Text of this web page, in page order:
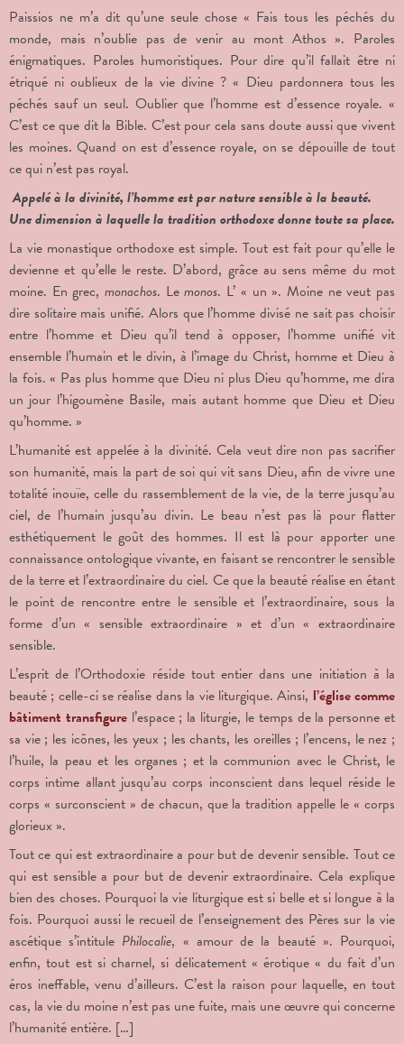
Paissios ne m’a dit qu’une seule chose « Fais tous les péchés du
monde, mais n’oublie pas de venir au mont Athos ». Paroles
énigmatiques. Paroles humoristiques. Pour dire qu’il fallait être ni
étriqué ni oublieux de la vie divine ? « Dieu pardonnera tous les
péchés sauf un seul. Oublier que l’homme est d’essence royale. «
C’est ce que dit la Bible. C’est pour cela sans doute aussi que vivent
les moines. Quand on est d’essence royale, on se dépouille de tout
ce qui n’est pas royal.
Appelé à la divinité, l’homme est par nature sensible à la beauté.
Une dimension à laquelle la tradition orthodoxe donne toute sa place.
La vie monastique orthodoxe est simple. Tout est fait pour qu’elle le
devienne et qu’elle le reste. D’abord, grâce au sens même du mot
moine. En grec,monachos. Lemonos. L’ « un ». Moine ne veut pas
dire solitaire mais unifié. Alors que l’homme divisé ne sait pas choisir
entre l’homme et Dieu qu’il tend à opposer, l’homme unifié vit
ensemble l’humain et le divin, à l’image du Christ, homme et Dieu à
la fois. « Pas plus homme que Dieu ni plus Dieu qu’homme, me dira
un jour l’higoumène Basile, mais autant homme que Dieu et Dieu
qu’homme. »
L’humanité est appelée à la divinité. Cela veut dire non pas sacrifier
son humanité, mais la part de soi qui vit sans Dieu, afin de vivre une
totalité inouïe, celle du rassemblement de la vie, de la terre jusqu’au
ciel, de l’humain jusqu’au divin. Le beau n’est pas là pour flatter
esthétiquement le goût des hommes. Il est là pour apporter une
connaissance ontologique vivante, en faisant se rencontrer le sensible
de la terre et l’extraordinaire du ciel. Ce que la beauté réalise en étant
le point de rencontre entre le sensible et l’extraordinaire, sous la
forme d’un « sensible extraordinaire » et d’un « extraordinaire
sensible.
L’esprit de l’Orthodoxie réside tout entier dans une initiation à la
beauté ; celle-ci se réalise dans la vie liturgique. Ainsi, l’église comme
bâtiment transfigurel’espace ; la liturgie, le temps de la personne et
sa vie ; les icônes, les yeux ; les chants, les oreilles ; l’encens, le nez ;
l’huile, la peau et les organes ; et la communion avec le Christ, le
corps intime allant jusqu’au corps inconscient dans lequel réside le
corps « surconscient » de chacun, que la tradition appelle le « corps
glorieux ».
Tout ce qui est extraordinaire a pour but de devenir sensible. Tout ce
qui est sensible a pour but de devenir extraordinaire. Cela explique
bien des choses. Pourquoi la vie liturgique est si belle et si longue à la
fois. Pourquoi aussi le recueil de l’enseignement des Pères sur la vie
ascétique s’intitule Philocalie, « amour de la beauté ». Pourquoi,
enfin, tout est si charnel, si délicatement « érotique « du fait d’un
éros ineffable, venu d’ailleurs. C’est la raison pour laquelle, en tout
cas, la vie du moine n’est pas une fuite, mais une œuvre qui concerne
l’humanité entière. […]